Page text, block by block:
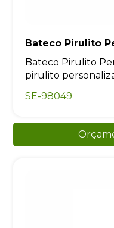
Bateco Pirulito
Bateco Pirulito
pirulito
SE-98049